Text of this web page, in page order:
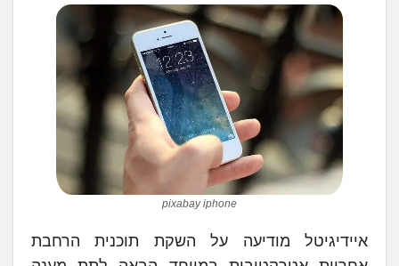
pixabay iphone
איידיגיטל מודיעה על השקת תוכנית הרחבת